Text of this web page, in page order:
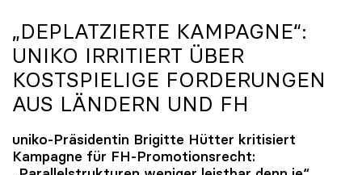
„DEPLATZIERTE KAMPAGNE“:
UNIKO IRRITIERT ÜBER
KOSTSPIELIGE FORDERUNGEN
AUS LÄNDERN UND FH
uniko-Präsidentin Brigitte Hütter kritisiert
Kampagne für FH-Promotionsrecht: